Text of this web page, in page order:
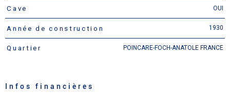
Cave OUI
Année de construction 1930
Quartier POINCARE-FOCH-ANATOLE FRANCE
Infos financières